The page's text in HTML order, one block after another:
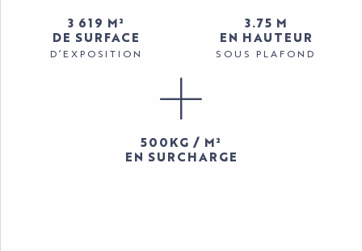
3 619 M²
DE SURFACE
D’EXPOSITION
3.75 M
EN HAUTEUR
SOUS PLAFOND
500KG / M²
EN SURCHARGE